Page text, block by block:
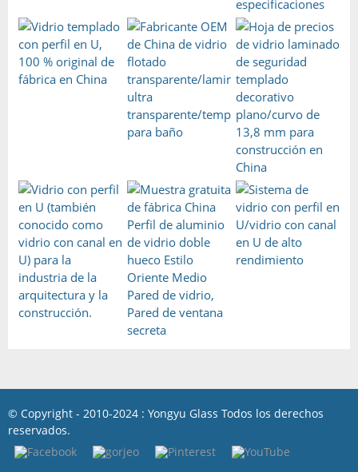
© Copyright - 2010-2024 : Yongyu Glass Todos los derechos
reservados.